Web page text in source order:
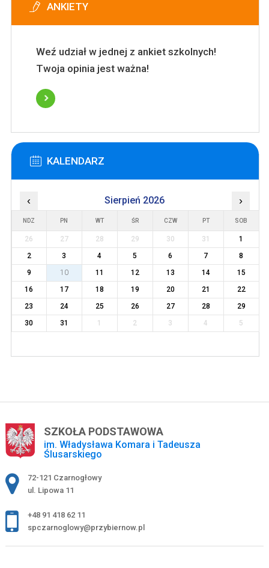
ANKIETY
Weź udział w jednej z ankiet szkolnych!
Twoja opinia jest ważna!
KALENDARZ
‹ Sierpień 2026 ›
NDZ PN WT ŚR CZW PT SOB
26 27 28 29 30 31
1
2
3 4 5 6 7
8
9
10 11 12 13 14
15
16
17 18 19 20 21
22
23
24 25 26 27 28
29
30
31 1 2 3 4 5
SZKOŁA PODSTAWOWA
im. Władysława Komara i Tadeusza
Ślusarskiego
Adres pocztowy:
72-121 Czarnogłowy
ul. Lipowa 11
+48 91 418 62 11
spczarnoglowy@przybiernow.pl